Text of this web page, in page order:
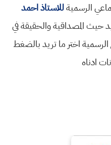
الرسميةللاستاذ احمد
حيث المصداقية والحقيقة في
الرسمية اختر ما تريد بالضغط
ادناه